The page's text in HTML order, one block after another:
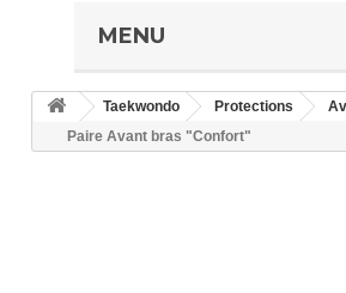
MENU
Taekwondo Protections
Paire Avant bras "Confort"